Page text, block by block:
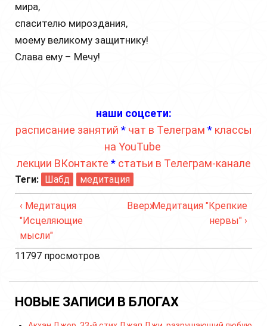
мира,
спасителю мироздания,
моему великому защитнику!
Слава ему – Мечу!
наши соцсети:
расписание занятий * чат в Телеграм * классы
на YouTube
лекции ВКонтакте * статьи в Телеграм-канале
Теги: Шабд медитация
‹ Медитация
"Исцеляющие
мысли"
ВверхМедитация "Крепкие
нервы" ›
11797 просмотров
НОВЫЕ ЗАПИСИ В БЛОГАХ